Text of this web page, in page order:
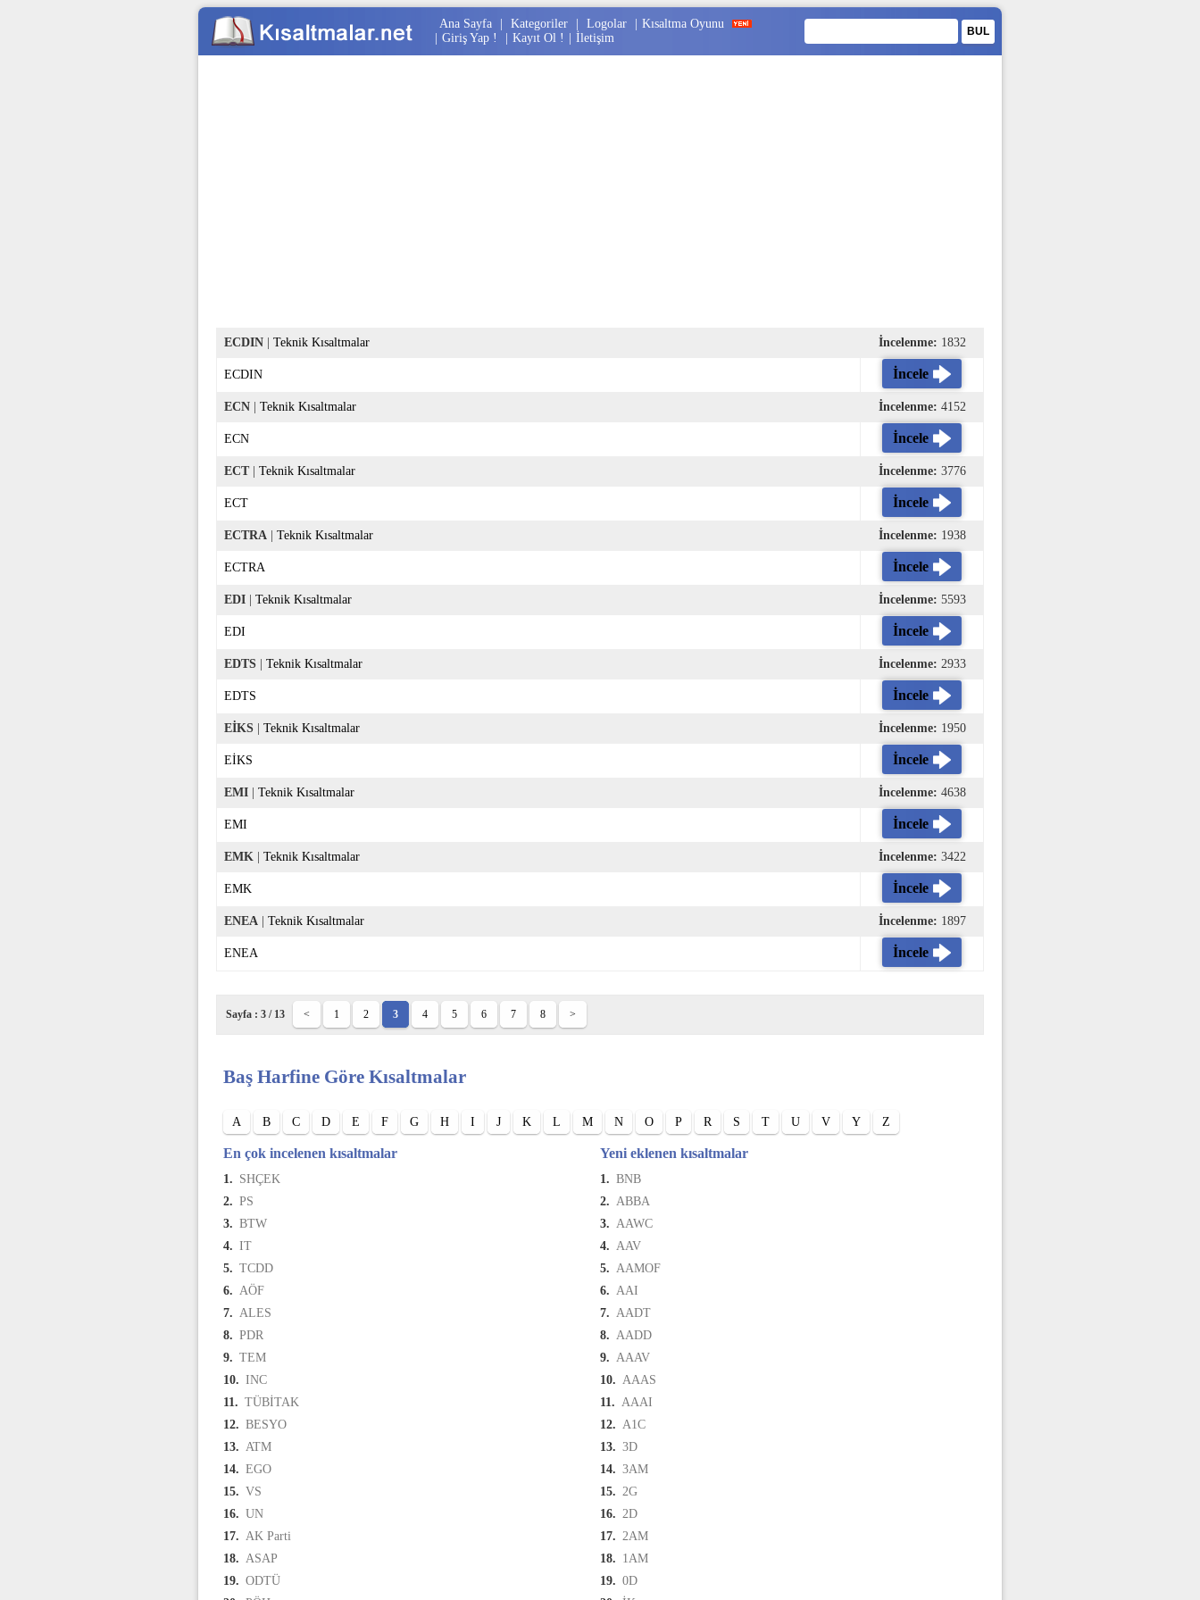
Ana Sayfa Kategoriler Logolar
Kısaltma Oyunu
Giriş Yap ! Kayıt Ol ! İletişim
ECDIN Teknik Kısaltmalar İncelenme: 1832
ECDIN İncele
ECN Teknik Kısaltmalar İncelenme: 4152
ECN İncele
ECT| Teknik Kısaltmalar İncelenme: 3776
ECT İncele
ECTRA Teknik Kısaltmalar İncelenme: 1938
ECTRA İncele
EDI Teknik Kısaltmalar İncelenme: 5593
EDI İncele
EDTS Teknik Kısaltmalar İncelenme: 2933
EDTS İncele
EİKS Teknik Kısaltmalar İncelenme: 1950
EİKS İncele
EMI Teknik Kısaltmalar İncelenme: 4638
EMI İncele
EMK Teknik Kısaltmalar İncelenme: 3422
EMK İncele
ENEA Teknik Kısaltmalar İncelenme: 1897
ENEA İncele
Sayfa : 3 / 13 < 1 2 3 4 5 6 7 8 >
Baş Harfine Göre Kısaltmalar
A B C D E F G H I J K L M N O P R S T U V Y Z
En çok incelenen kısaltmalar
1. SHÇEK
2. PS
3. BTW
4. IT
5. TCDD
6. AÖF
7. ALES
8. PDR
9. TEM
10. INC
11. TÜBİTAK
12. BESYO
13. ATM
14. EGO
15. VS
16. UN
17. AK Parti
18. ASAP
19. ODTÜ
Yeni eklenen kısaltmalar
1. BNB
2. ABBA
3. AAWC
4. AAV
5. AAMOF
6. AAI
7. AADT
8. AADD
9. AAAV
10. AAAS
11. AAAI
12. A1C
13. 3D
14. 3AM
15. 2G
16. 2D
17. 2AM
18. 1AM
19. 0D